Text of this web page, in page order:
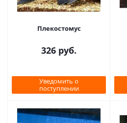
Плекостомус
326 руб.
Уведомить о
поступлении